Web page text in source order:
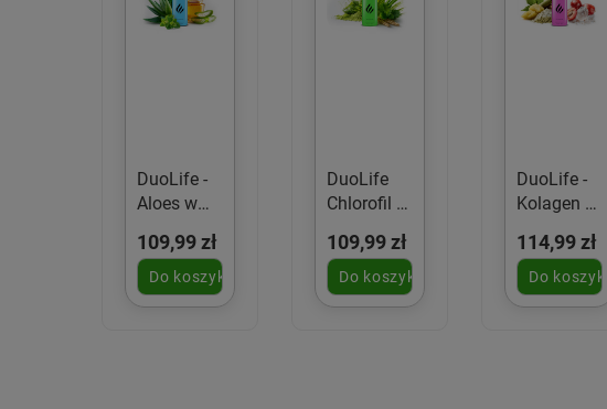
DuoLife -
Aloes w
750ml
109,99 zł
Do koszyka
DuoLife
Chlorofil w
750ml
109,99 zł
Do koszyka
DuoLife -
Kolagen w
750ml
114,99 zł
Do koszyka